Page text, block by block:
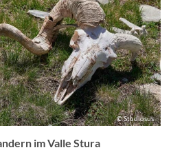
© Studiosus
im Valle Stura